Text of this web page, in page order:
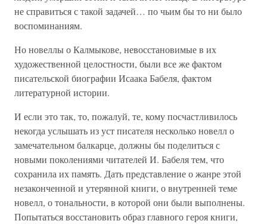
не справиться с такой задачей… по чьим бы то ни было
воспоминаниям.
Но новеллы о Калмыкове, невосстановимые в их
художественной целостности, были все же фактом
писательской биографии Исаака Бабеля, фактом
литературной истории.
И если это так, то, пожалуй, те, кому посчастливилось
некогда услышать из уст писателя несколько новелл о
замечательном балкарце, должны бы поделиться с
новыми поколениями читателей И. Бабеля тем, что
сохранила их память. Дать представление о жанре этой
незаконченной и утерянной книги, о внутренней теме
новелл, о тональности, в которой они были выполнены.
Попытаться восстановить образ главного героя книги,